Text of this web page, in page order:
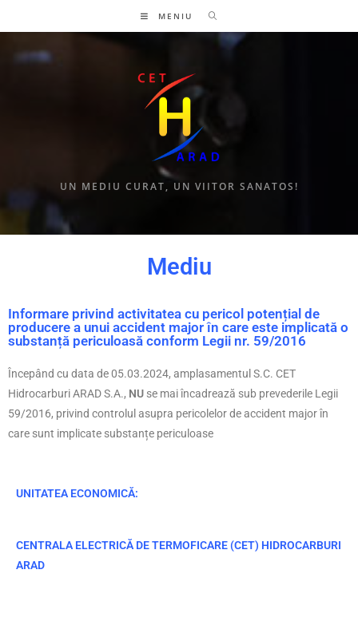
MENIU
UN MEDIU CURAT, UN VIITOR SANATOS!
Mediu
Informare privind activitatea cu pericol potențial de
producere a unui accident major în care este implicată o
substanță periculoasă conform Legii nr. 59/2016
Începând cu data de 05.03.2024, amplasamentul S.C. CET
Hidrocarburi ARAD S.A., NU se mai încadrează sub prevederile Legii
59/2016, privind controlul asupra pericolelor de accident major în
care sunt implicate substanțe periculoase
UNITATEA ECONOMICĂ:
CENTRALA ELECTRICĂ DE TERMOFICARE (CET) HIDROCARBURI
ARAD